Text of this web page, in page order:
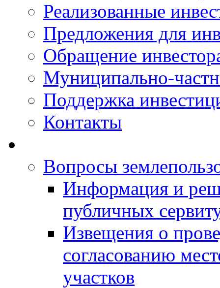
Реализованные
Предложения для
Обращение
Муниципально-
Поддержка
Контакты
Вопросы
Информация и
публичных
Извещения о
согласованию
участков